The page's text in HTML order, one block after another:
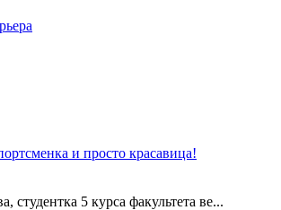
и просто красавица!
студентка 5 курса факультета ве...